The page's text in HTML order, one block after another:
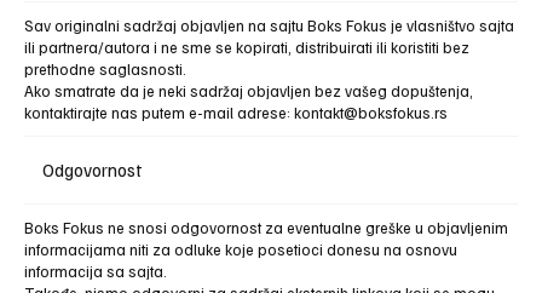
Sav originalni sadržaj objavljen na sajtu Boks Fokus je vlasništvo sajta
ili partnera/autora i ne sme se kopirati, distribuirati ili koristiti bez
prethodne saglasnosti.
Ako smatrate da je neki sadržaj objavljen bez vašeg dopuštenja,
kontaktirajte nas putem e-mail adrese: kontakt@boksfokus.rs
Odgovornost
Boks Fokus ne snosi odgovornost za eventualne greške u objavljenim
informacijama niti za odluke koje posetioci donesu na osnovu
informacija sa sajta.